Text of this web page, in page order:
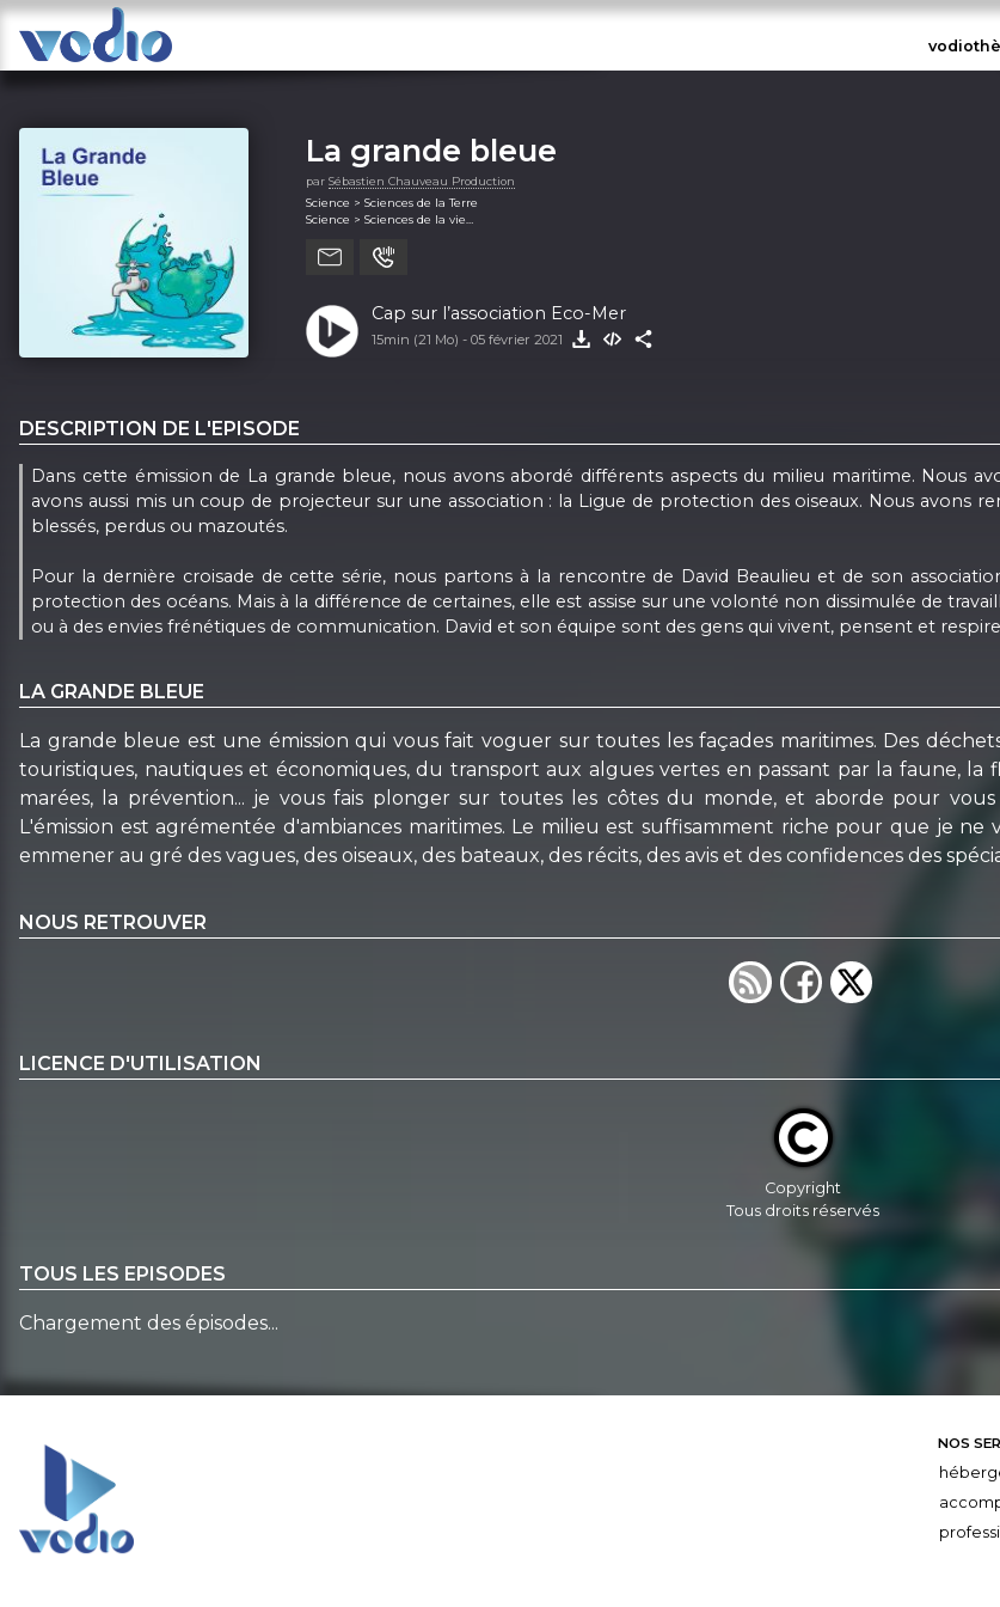
La grande bleue
par Sébastien Chauveau Production
Science > Sciences de la Terre
Science > Sciences de la vie
Technologie (généralité)
Cap sur l’association Eco-Mer
15min (21 Mo) - 05 février 2021
DESCRIPTION DE L'EPISODE
Dans cette émission de La grande bleue, nous avons abordé différents aspects du milieu maritime. Nous
avons aussi mis un coup de projecteur sur une association : la Ligue de protection des oiseaux. Nous
blessés, perdus ou mazoutés.
Pour la dernière croisade de cette série, nous partons à la rencontre de David Beaulieu et de son
protection des océans. Mais à la différence de certaines, elle est assise sur une volonté non dissimulée de
ou à des envies frénétiques de communication. David et son équipe sont des gens qui vivent, pensent et
LA GRANDE BLEUE
La grande bleue est une émission qui vous fait voguer sur toutes les façades maritimes. Des
touristiques, nautiques et économiques, du transport aux algues vertes en passant par la faune, la
marées, la prévention... je vous fais plonger sur toutes les côtes du monde, et aborde pour
L'émission est agrémentée d'ambiances maritimes. Le milieu est suffisamment riche pour que je ne
emmener au gré des vagues, des oiseaux, des bateaux, des récits, des avis et des confidences des
NOUS RETROUVER
LICENCE D'UTILISATION
Copyright
Tous droits réservés
TOUS LES EPISODES
Chargement des épisodes...
NOS